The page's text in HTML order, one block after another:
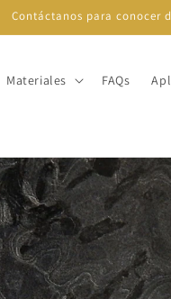
Contáctanos para conocer
Materiales FAQs